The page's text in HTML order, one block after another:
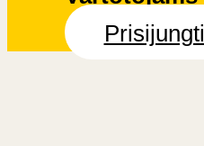
Prisijungti